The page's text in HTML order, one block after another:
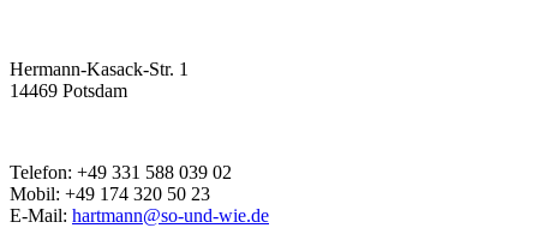
Hermann-Kasack-Str. 1
14469 Potsdam
Telefon: +49 331 588 039 02
Mobil: +49 174 320 50 23
E-Mail: hartmann@so-und-wie.de